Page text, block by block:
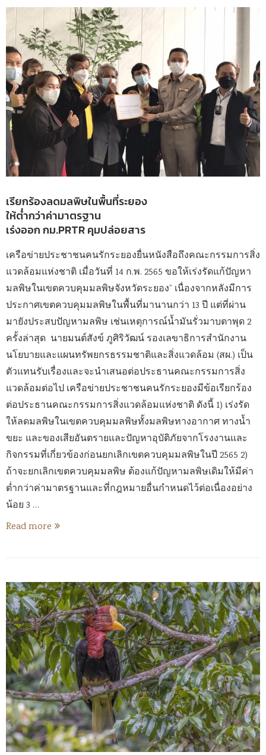
เรียกร้องลดมลพิษในพื้นที่ระยอง
ให้ต่ำกว่าค่ามาตรฐาน
เร่งออก กม.PRTR คุมปล่อยสาร
เครือข่ายประชาชนคนรักระยองยื่นหนังสือถึงคณะกรรมการสิ่ง
แวดล้อมแห่งชาติ เมื่อวันที่ 14 ก.พ. 2565 ขอให้เร่งรัดแก้ปัญหา
มลพิษในเขตควบคุมมลพิษจังหวัดระยอง” เนื่องจากหลังมีการ
ประกาศเขตควบคุมมลพิษในพื้นที่มานานกว่า 13 ปี แต่ที่ผ่าน
มายังประสบปัญหามลพิษ เช่นเหตุการณ์น้ำมันรั่วมาบตาพุด 2
ครั้งล่าสุด นายมนต์สังข์ ภูศิริวัฒน์ รองเลขาธิการสำนักงาน
นโยบายและแผนทรัพยกรธรรมชาติและสิ่งแวดล้อม (สผ.) เป็น
ตัวแทนรับเรื่องและจะนำเสนอต่อประธานคณะกรรมการสิ่ง
แวดล้อมต่อไป เครือข่ายประชาชนคนรักระยองมีข้อเรียกร้อง
ต่อประธานคณะกรรมการสิ่งแวดล้อมแห่งชาติ ดังนี้ 1) เร่งรัด
ให้ลดมลพิษในเขตควบคุมมลพิษทั้งมลพิษทางอากาศ ทางน้ำ
ขยะ และของเสียอันตรายและปัญหาอุบัติภัยจากโรงงานและ
กิจกรรมที่เกี่ยวข้องก่อนยกเลิกเขตควบคุมมลพิษในปี 2565 2)
ถ้าจะยกเลิกเขตควบคุมมลพิษ ต้องแก้ปัญหามลพิษเดิมให้มีค่า
ต่ำกว่าค่ามาตรฐานและที่กฎหมายอื่นกำหนดไว้ต่อเนื่องอย่าง
น้อย 3 …
Read more